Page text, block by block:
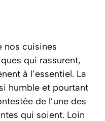
nos cuisines
qui rassurent,
à l’essentiel. La
humble et pourtant
de l’une des
qui soient. Loin